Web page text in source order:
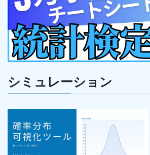
シミュレーション